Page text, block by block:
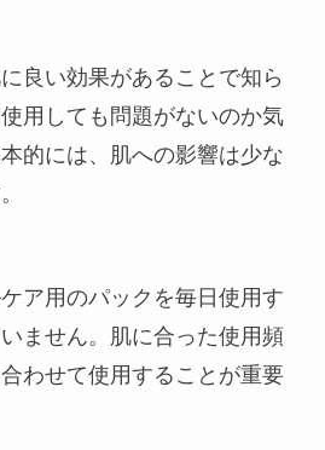
良い効果があることで知ら
用しても問題がないのか気
的には、肌への影響は少な
ア用のパックを毎日使用す
ません。肌に合った使用頻
わせて使用​​することが重要